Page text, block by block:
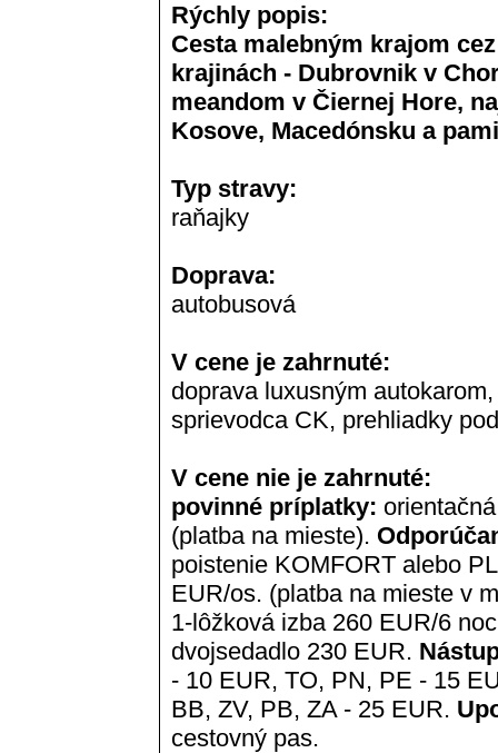
Rýchly popis:
Cesta malebným krajom
krajinách - Dubrovnik v
meandom v Čiernej Hore,
Kosove, Macedónsku a
Typ stravy:
raňajky
Doprava:
autobusová
V cene je zahrnuté:
doprava luxusným
sprievodca CK, prehliadky
V cene nie je zahrnuté:
povinné príplatky:
(platba na mieste).
poistenie KOMFORT alebo
EUR/os. (platba na mieste v
1-lôžková izba 260 EUR/6
dvojsedadlo 230 EUR.
- 10 EUR, TO, PN, PE - 15
BB, ZV, PB, ZA - 25 EUR.
cestovný pas.